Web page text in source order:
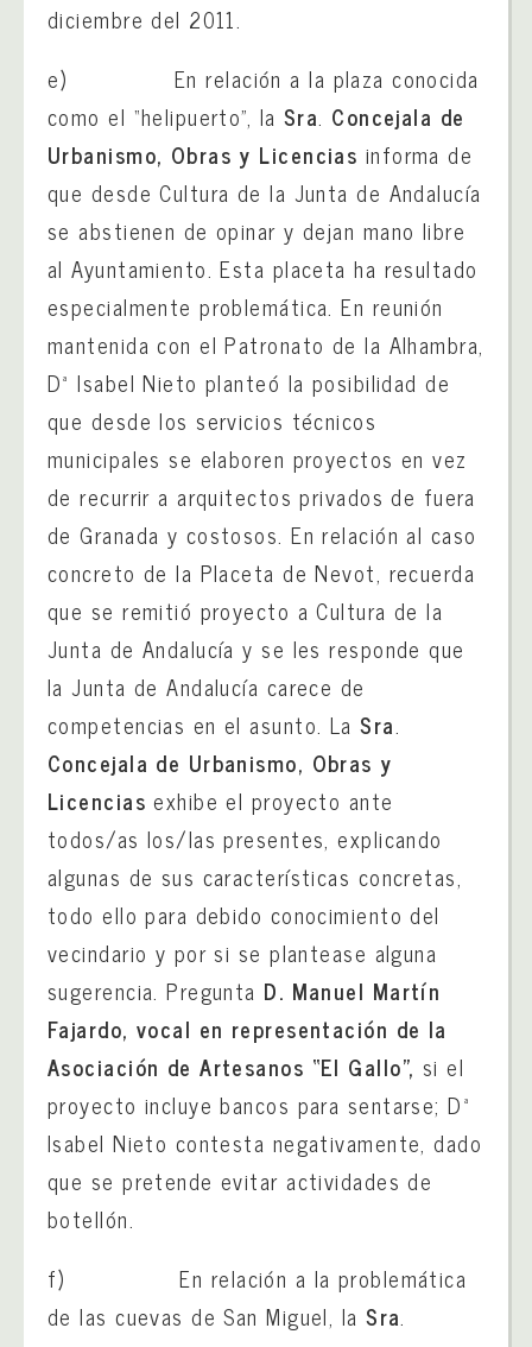
diciembre del 2011.
e) En relación a la plaza conocida
como el “helipuerto”, laSra. Concejala de
Urbanismo, Obras y Licencias informa de
que desde Cultura de la Junta de Andalucía
se abstienen de opinar y dejan mano libre
al Ayuntamiento. Esta placeta ha resultado
especialmente problemática. En reunión
mantenida con el Patronato de la Alhambra,
Dª Isabel Nieto planteó la posibilidad de
que desde los servicios técnicos
municipales se elaboren proyectos en vez
de recurrir a arquitectos privados de fuera
de Granada y costosos. En relación al caso
concreto de la Placeta de Nevot, recuerda
que se remitió proyecto a Cultura de la
Junta de Andalucía y se les responde que
la Junta de Andalucía carece de
competencias en el asunto. LaSra.
Concejala de Urbanismo, Obras y
Licenciasexhibe el proyecto ante
todos/as los/las presentes, explicando
algunas de sus características concretas,
todo ello para debido conocimiento del
vecindario y por si se plantease alguna
sugerencia. Pregunta D. Manuel Martín
Fajardo, vocal en representación de la
Asociación de Artesanos “El Gallo”, si el
proyecto incluye bancos para sentarse; Dª
Isabel Nieto contesta negativamente, dado
que se pretende evitar actividades de
botellón.
f) En relación a la problemática
de las cuevas de San Miguel, laSra.